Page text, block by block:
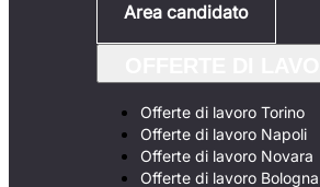
Area candidato
Offerte di lavoro Torino
Offerte di lavoro Napoli
Offerte di lavoro Novara
Offerte di lavoro Bologna